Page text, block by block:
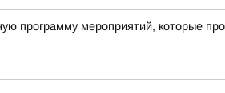
программу мероприятий, которые